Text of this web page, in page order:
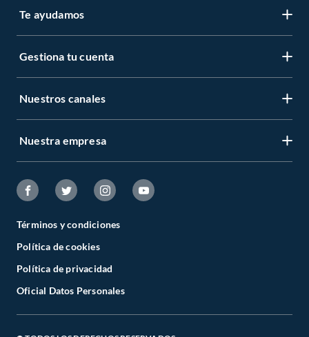
Cartucheras
Te ayudamos
Gestiona tu cuenta
Nuestros canales
Nuestra empresa
Términos y condiciones
Política de cookies
Política de privacidad
Oficial Datos Personales